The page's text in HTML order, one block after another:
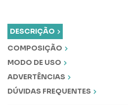
DESCRIÇÃO
COMPOSIÇÃO
MODO DE USO
ADVERTÊNCIAS
DÚVIDAS FREQUENTES